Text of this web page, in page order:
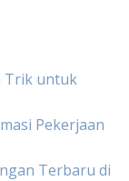
Trik untuk
Pekerjaan
Terbaru di